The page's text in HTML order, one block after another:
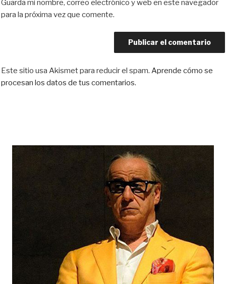
Guarda mi nombre, correo electrónico y web en este navegador
para la próxima vez que comente.
Este sitio usa Akismet para reducir el spam. Aprende cómo se
procesan los datos de tus comentarios.